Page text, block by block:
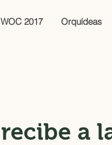
2017 Orquídeas
a